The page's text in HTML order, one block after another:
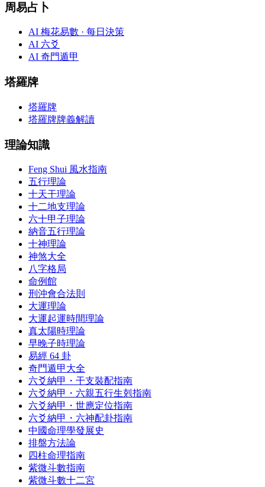
周易占卜
AI 梅花易數 · 每日決策
AI 六爻
AI 奇門遁甲
塔羅牌
塔羅牌
塔羅牌牌義解讀
理論知識
Feng Shui 風水指南
五行理論
十天干理論
十二地支理論
六十甲子理論
納音五行理論
十神理論
神煞大全
八字格局
命例館
刑沖會合法則
大運理論
大運起運時間理論
真太陽時理論
早晚子時理論
易經 64 卦
奇門遁甲大全
六爻納甲・干支裝配指南
六爻納甲・六親五行生剋指南
六爻納甲・世應定位指南
六爻納甲・六神配卦指南
中國命理學發展史
排盤方法論
四柱命理指南
紫微斗數指南
紫微斗數十二宮